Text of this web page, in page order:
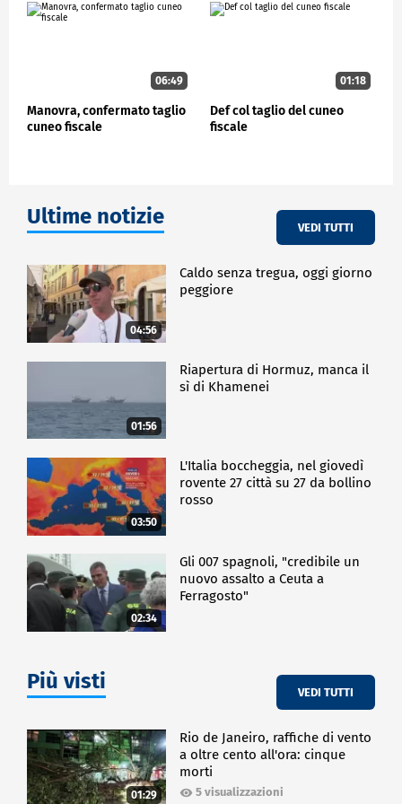
per raggiungere stabilmente la media europea".
06:49
Manovra, confermato taglio
cuneo fiscale
01:18
Def col taglio del cuneo
fiscale
Ultime notizie VEDI TUTTI
04:56
Caldo senza tregua, oggi giorno
peggiore
01:56
Riapertura di Hormuz, manca il
sì di Khamenei
03:50
L'Italia boccheggia, nel giovedì
rovente 27 città su 27 da bollino
rosso
02:34
Gli 007 spagnoli, "credibile un
nuovo assalto a Ceuta a
Ferragosto"
Più visti VEDI TUTTI
01:29
Rio de Janeiro, raffiche di vento
a oltre cento all'ora: cinque
morti
5 visualizzazioni